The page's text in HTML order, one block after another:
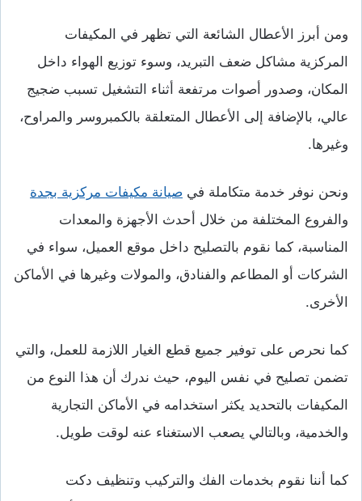
ومن أبرز الأعطال الشائعة التي تظهر في المكيفات
المركزية مشاكل ضعف التبريد، وسوء توزيع الهواء داخل
المكان، وصدور أصوات مرتفعة أثناء التشغيل تسبب ضجيج
عالي، بالإضافة إلى الأعطال المتعلقة بالكمبروسر والمراوح،
وغيرها.
ونحن نوفر خدمة متكاملة في صيانة مكيفات مركزية بجدة
والفروع المختلفة من خلال أحدث الأجهزة والمعدات
المناسبة، كما نقوم بالتصليح داخل موقع العميل، سواء في
الشركات أو المطاعم والفنادق، والمولات وغيرها في الأماكن
الأخرى.
كما نحرص على توفير جميع قطع الغيار اللازمة للعمل، والتي
تضمن تصليح في نفس اليوم، حيث ندرك أن هذا النوع من
المكيفات بالتحديد يكثر استخدامه في الأماكن التجارية
والخدمية، وبالتالي يصعب الاستغناء عنه لوقت طويل.
كما أننا نقوم بخدمات الفك والتركيب وتنظيف دكت